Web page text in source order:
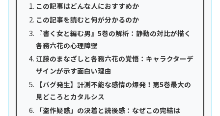
この記事はどんな人におすすめか
この記事を読むと何が分かるのか
『書く女と編む男』5巻の解析：静動の対比が描く
各務六花の心理障壁
江藤のまなざしと各務六花の覚悟：キャラクターデ
ザインが示す面白い理由
【バグ発生】計測不能な感情の爆発！第5巻最大の
見どころとカタルシス
「盗作疑惑」の決着と読後感：なぜこの完結は